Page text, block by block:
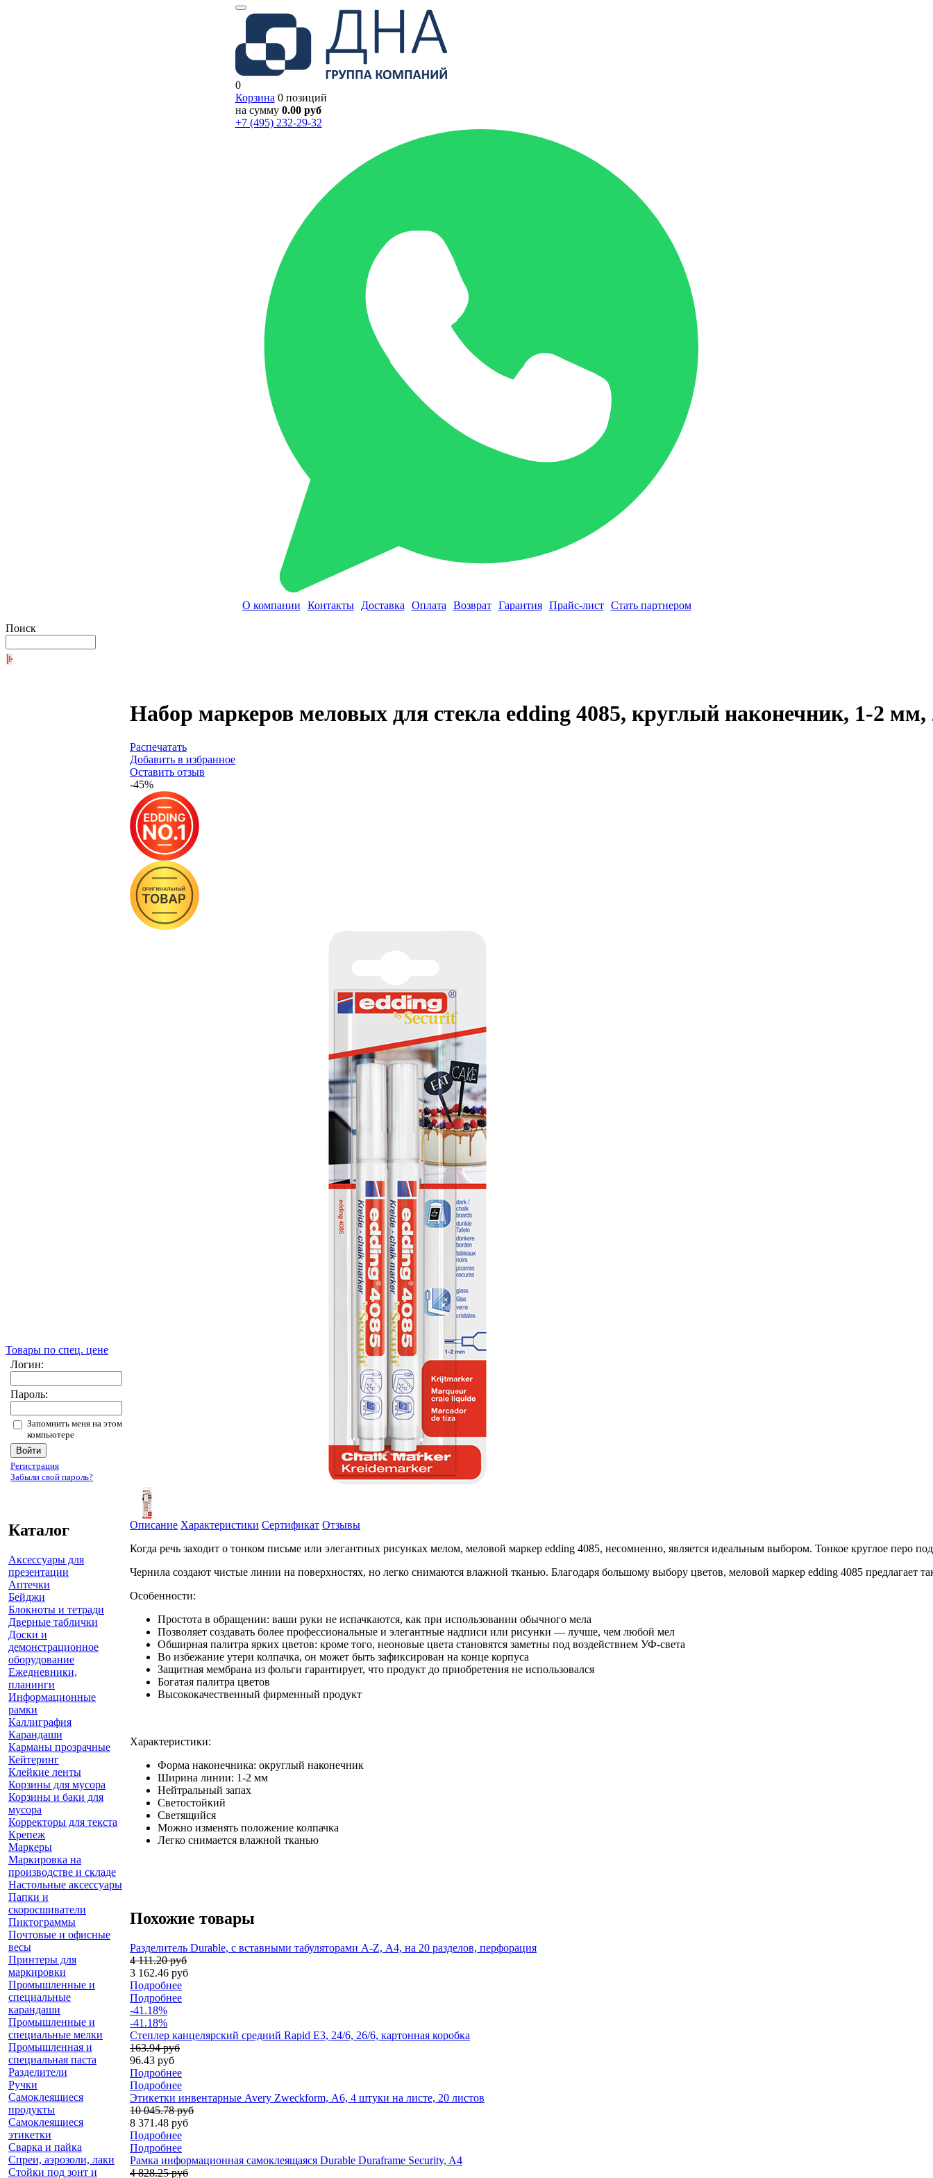
0
Корзина 0 позиций
на сумму 0.00 руб
+7 (495) 232-29-32
О компании Контакты Доставка Оплата Возврат Гарантия Прайс-лист
Стать партнером
Поиск
Товары по спец. цене
Логин:
Пароль:
Запомнить меня на этом
компьютере
Регистрация
Забыли свой пароль?
Каталог
Аксессуары для
презентации
Аптечки
Бейджи
Блокноты и тетради
Дверные таблички
Доски и
демонстрационное
оборудование
Ежедневники,
планинги
Информационные
рамки
Каллиграфия
Карандаши
Карманы прозрачные
Кейтеринг
Клейкие ленты
Корзины для мусора
Корзины и баки для
мусора
Корректоры для текста
Крепеж
Маркеры
Маркировка на
производстве и складе
Настольные аксессуары
Папки и
скоросшиватели
Пиктограммы
Почтовые и офисные
весы
Принтеры для
маркировки
Промышленные и
специальные
карандаши
Промышленные и
специальные мелки
Промышленная и
специальная паста
Разделители
Ручки
Самоклеящиеся
продукты
Самоклеящиеся
этикетки
Сварка и пайка
Спреи, аэрозоли, лаки
Стойки под зонт и
Набор маркеров меловых для стекла edding 4085, круглый наконечник, 1-2
Распечатать
Добавить в избранное
Оставить отзыв
-45%
Описание Характеристики Сертификат Отзывы
Когда речь заходит о тонком письме или элегантных рисунках мелом, меловой маркер edding 4085, несомненно, является идеальным выбором. Тонкое круглое
Чернила создают чистые линии на поверхностях, но легко снимаются влажной тканью. Благодаря большому выбору цветов, меловой маркер edding 4085 предлагает
Особенности:
Простота в обращении: ваши руки не испачкаются, как при использовании обычного мела
Позволяет создавать более профессиональные и элегантные надписи или рисунки — лучше, чем любой мел
Обширная палитра ярких цветов: кроме того, неоновые цвета становятся заметны под воздействием УФ-света
Во избежание утери колпачка, он может быть зафиксирован на конце корпуса
Защитная мембрана из фольги гарантирует, что продукт до приобретения не использовался
Богатая палитра цветов
Высококачественный фирменный продукт
Характеристики:
Форма наконечника: округлый наконечник
Ширина линии: 1-2 мм
Нейтральный запах
Светостойкий
Светящийся
Можно изменять положение колпачка
Легко снимается влажной тканью
Похожие товары
Разделитель Durable, с вставными табуляторами A-Z, А4, на 20 разделов, перфорация
4 111.20 руб
3 162.46 руб
Подробнее
Подробнее
-41.18%
-41.18%
Степлер канцелярский средний Rapid E3, 24/6, 26/6, картонная коробка
163.94 руб
96.43 руб
Подробнее
Подробнее
Этикетки инвентарные Avery Zweckform, А6, 4 штуки на листе, 20 листов
10 045.78 руб
8 371.48 руб
Подробнее
Подробнее
Рамка информационная самоклеящаяся Durable Duraframe Security, A4
4 828.25 руб